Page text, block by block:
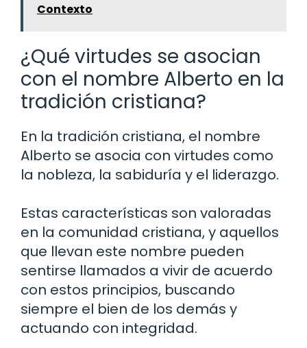
Contexto
¿Qué virtudes se asocian
con el nombre Alberto en la
tradición cristiana?
En la tradición cristiana, el nombre
Alberto se asocia con virtudes como
la nobleza, la sabiduría y el liderazgo.
Estas características son valoradas
en la comunidad cristiana, y aquellos
que llevan este nombre pueden
sentirse llamados a vivir de acuerdo
con estos principios, buscando
siempre el bien de los demás y
actuando con integridad.